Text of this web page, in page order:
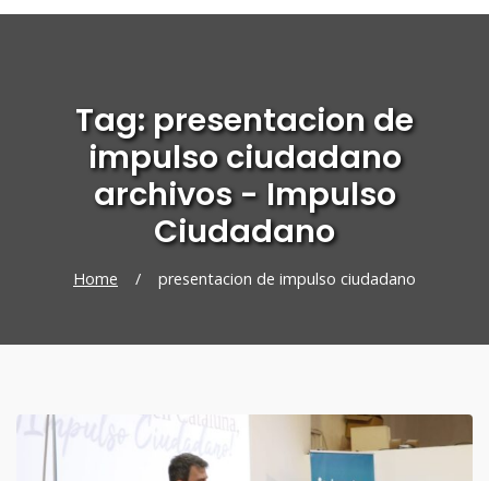
Tag: presentacion de
impulso ciudadano
archivos - Impulso
Ciudadano
Home / presentacion de impulso ciudadano